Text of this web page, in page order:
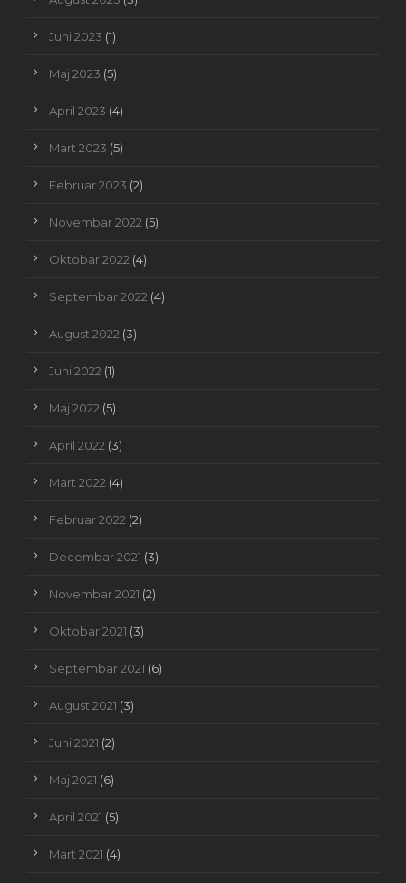
Juni 2023 (1)
Maj 2023 (5)
April 2023 (4)
Mart 2023 (5)
Februar 2023 (2)
Novembar 2022 (5)
Oktobar 2022 (4)
Septembar 2022 (4)
August 2022 (3)
Juni 2022 (1)
Maj 2022 (5)
April 2022 (3)
Mart 2022 (4)
Februar 2022 (2)
Decembar 2021 (3)
Novembar 2021 (2)
Oktobar 2021 (3)
Septembar 2021 (6)
August 2021 (3)
Juni 2021 (2)
Maj 2021 (6)
April 2021 (5)
Mart 2021 (4)